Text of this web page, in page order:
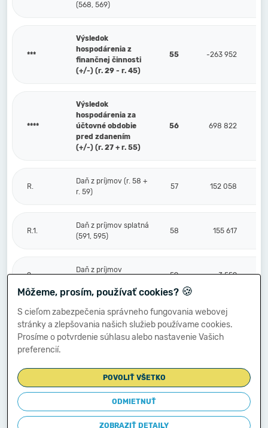
(568, 569)
***
Výsledok
hospodárenia z
finančnej činnosti
(+/-) (r. 29 - r. 45)
55 -263 952
****
Výsledok
hospodárenia za
účtovné obdobie
pred zdanením
(+/-) (r. 27 + r. 55)
56 698 822
R.
Daň z príjmov (r. 58 +
r. 59)
57 152 058
R.1.
Daň z príjmov splatná
(591, 595)
58 155 617
2.
Daň z príjmov
59 -3 559
S.
Prevod podielov na
výsledku
hospodárenia
60
****
Výsledok
hospodárenia za
účtovné obdobie po
zdanení (+/-) (r. 56
61 546 764
Môžeme, prosím, používať cookies? 🍪
S cieľom zabezpečenia správneho fungovania webovej
stránky a zlepšovania našich služieb používame cookies.
Prosíme o potvrdenie súhlasu alebo nastavenie Vašich
preferencií.
POVOLIŤ VŠETKO
ODMIETNUŤ
ZOBRAZIŤ DETAILY